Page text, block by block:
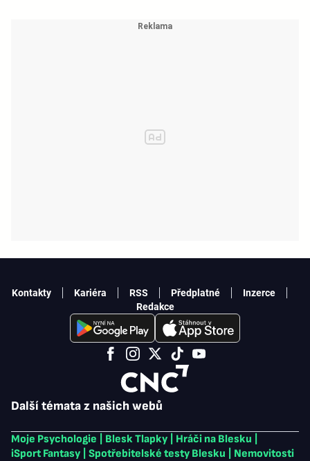
Další témata z našich webů
Moje Psychologie Blesk Tlapky Hráči na Blesku
iSport Fantasy
Spotřebitelské testy Blesku
Nemovitosti
Kontakty Kariéra RSS Předplatné
Inzerce
Redakce